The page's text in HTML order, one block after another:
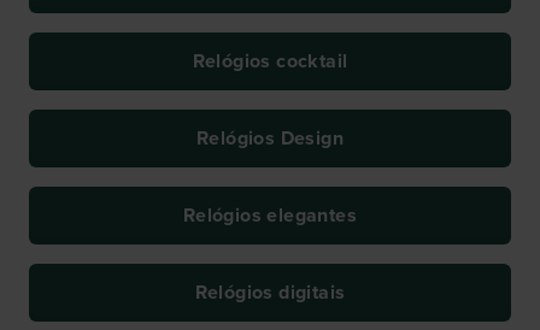
Relógios cocktail
Relógios Design
Relógios elegantes
Relógios digitais